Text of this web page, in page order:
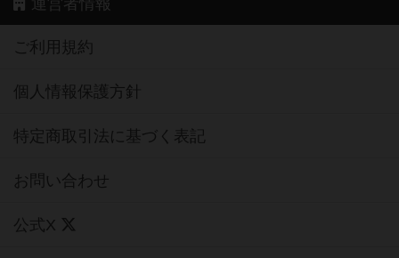
運営者情報
ご利用規約
個人情報保護方針
特定商取引法に基づく表記
お問い合わせ
公式X